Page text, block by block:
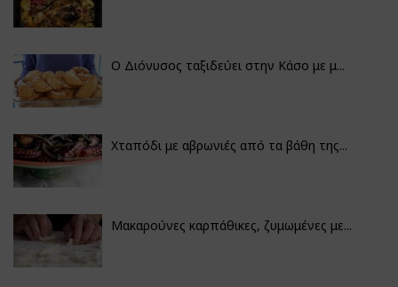
Ο Διόνυσος ταξιδεύει στην Κάσο με μ...
Χταπόδι με αβρωνιές από τα βάθη της...
Μακαρούνες καρπάθικες, ζυμωμένες με...